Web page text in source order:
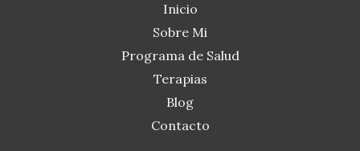
Inicio
Sobre Mi
Programa de Salud
Terapias
Blog
Contacto